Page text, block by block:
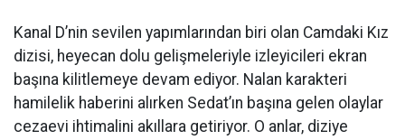
Kanal D’nin sevilen yapımlarından biri olan Camdaki Kız
dizisi, heyecan dolu gelişmeleriyle izleyicileri ekran
başına kilitlemeye devam ediyor. Nalan karakteri
hamilelik haberini alırken Sedat’ın başına gelen olaylar
cezaevi ihtimalini akıllara getiriyor. O anlar, diziye